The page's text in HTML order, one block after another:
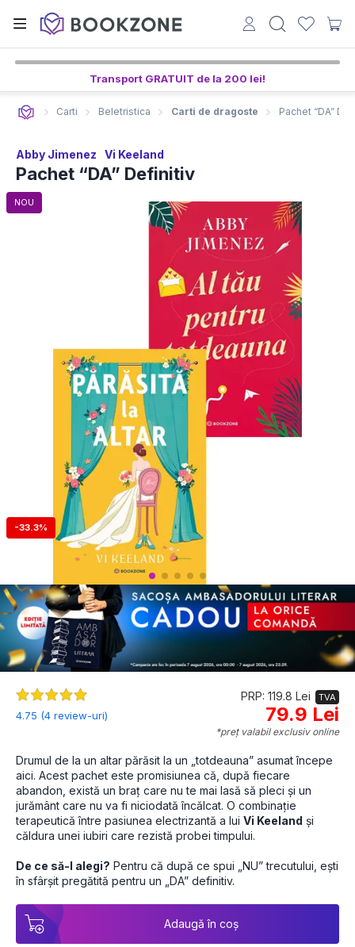
Transport GRATUIT de la 200 lei!
Carti Beletristica Carti de dragoste Pachet “DA”
Abby Jimenez Vi Keeland
Pachet “DA” Definitiv
NOU
-33.3%
4.75 (4 review-uri)
PRP: 119.8 Lei TVA
79.9 Lei
*preț valabil exclusiv online
Drumul de la un altar părăsit la un „totdeauna” asumat începe
aici. Acest pachet este promisiunea că, după fiecare
abandon, există un braț care nu te mai lasă să pleci și un
jurământ care nu va fi niciodată încălcat. O combinație
terapeutică între pasiunea electrizantă a lui Vi Keeland și
căldura unei iubiri care rezistă probei timpului.
De ce să-l alegi? Pentru că după ce spui „NU” trecutului, ești
în sfârșit pregătită pentru un „DA” definitiv.
Adaugă în coș